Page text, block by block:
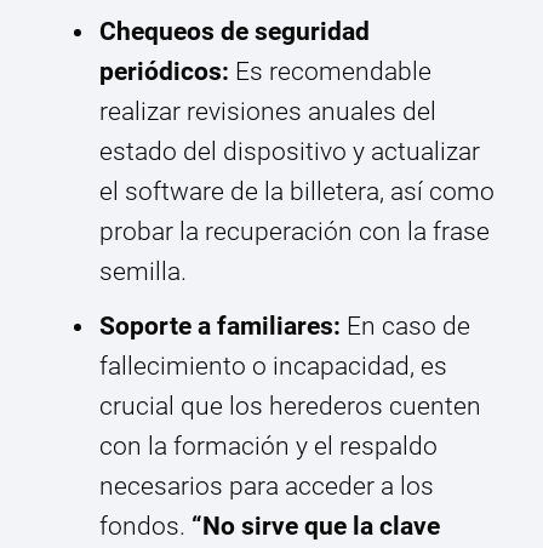
Chequeos de seguridad
periódicos: Es recomendable
realizar revisiones anuales del
estado del dispositivo y actualizar
el software de la billetera, así como
probar la recuperación con la frase
semilla.
Soporte a familiares: En caso de
fallecimiento o incapacidad, es
crucial que los herederos cuenten
con la formación y el respaldo
necesarios para acceder a los
fondos. “No sirve que la clave